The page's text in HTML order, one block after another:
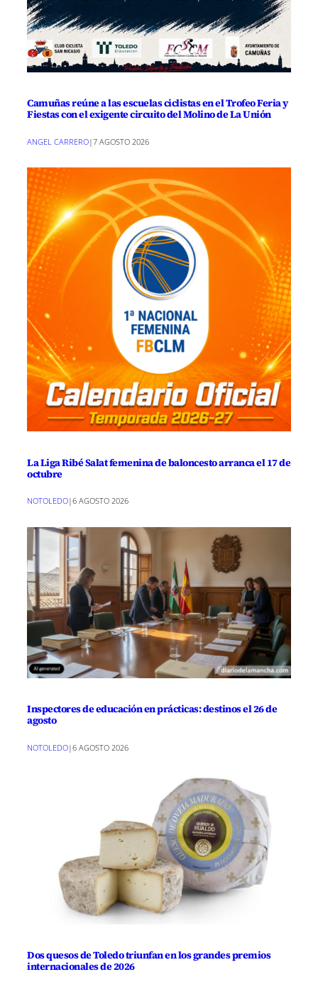
Camuñas reúne a las escuelas ciclistas en el Trofeo Feria y
Fiestas con el exigente circuito del Molino de La Unión
ANGEL CARRERO|7 AGOSTO 2026
La Liga Ribé Salat femenina de baloncesto arranca el 17 de
octubre
NOTOLEDO|6 AGOSTO 2026
Inspectores de educación en prácticas: destinos el 26 de
agosto
NOTOLEDO|6 AGOSTO 2026
Dos quesos de Toledo triunfan en los grandes premios
internacionales de 2026